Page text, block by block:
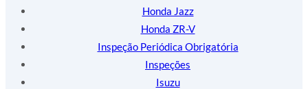
Honda Jazz
Honda ZR-V
Inspeção Periódica Obrigatória
Inspeções
Isuzu